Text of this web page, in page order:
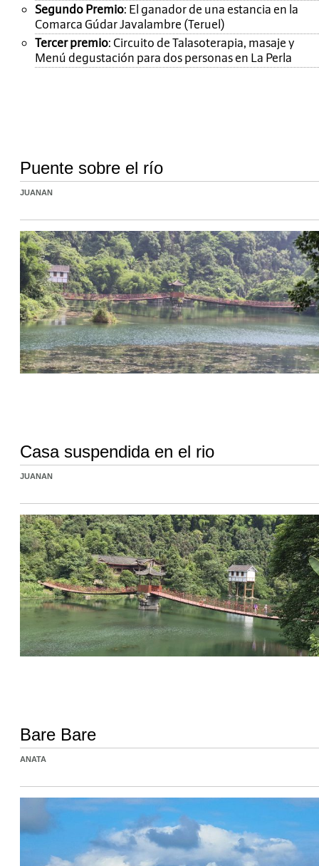
Segundo Premio: El ganador de una estancia en la
Comarca Gúdar Javalambre (Teruel)
Tercer premio: Circuito de Talasoterapia, masaje y
Menú degustación para dos personas en La Perla
Puente sobre el río
JUANAN
Casa suspendida en el rio
JUANAN
Bare Bare
ANATA